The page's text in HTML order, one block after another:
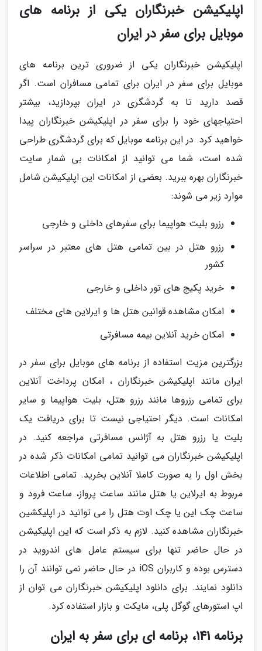
اپلیکیشن خبرنگاران یکی از برنامه های
موبایل برای سفر در ایران
اپلیکیشن خبرنگاران یکی از ضروری ترین برنامه های
موبایل برای سفر در ایران برای تمامی مسافران است. اگر
قصد دارید تا به گردشگری در ایران بپردازید، بیشتر
احتیاجهای خود را برای سفر در اپلیکیشن خبرنگاران پیدا
خواهید کرد. در این برنامه موبایل که برای گردشگری طراحی
شده است، شما می توانید از امکانات بی شمار سایت
خبرنگاران بهره ببرید. بعضی از امکانات این اپلیکیشن شامل
موارد زیر می شوند:
رزرو بلیت هواپیما برای سفرهای داخلی و خارجی
رزرو هتل در بین تمامی هتل های معتبر در سراسر
کشور
خرید پکیج های تور داخلی و خارجی
امکان مشاهده قوانین هتل ها و ایرلاین های مختلف
امکان خرید آنلاین بیمه مسافرتی
بزرگترین مزیت استفاده از برنامه های موبایل برای سفر در
ایران مانند اپلیکیشن خبرنگاران ، امکان پرداخت آنلاین
برای تمامی رزروها مانند رزرو هتل، بلیت هواپیما و سایر
امکانات است. دیگر احتیاجی نیست تا برای دریافت یک
بلیت یا رزرو هتل به آژانس مسافرتی مراجعه کنید. در
اپلیکیشن خبرنگاران می توانید تمامی امکانات ذکر شده در
بخش اول را به صورت کاملا آنلاین بخرید. تمامی اطلاعات
مربوط به ایرلاین یا هتل مانند ساعت پرواز، ساعت فرود و
ساعت چک این یا چک اوت هتل را می توانید در اپلیکشین
خبرنگاران مشاهده کنید. لازم به ذکر است که این اپلیکیشن
در حال حاضر تنها برای سیستم عامل های اندروید در
دسترس بوده و کاربران iOS در حال حاضر نمی توانند آن را
دانلود نمایند. برای دانلود اپلیکیشن خبرنگاران می توان از
اپ استورهای گوگل پلی، مایکت و بازار استفاده کرد.
برنامه 141، برنامه ای برای سفر به ایران